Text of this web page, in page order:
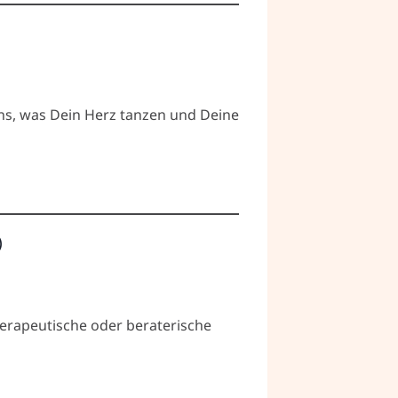
was Dein Herz tanzen und Deine
oder beraterische